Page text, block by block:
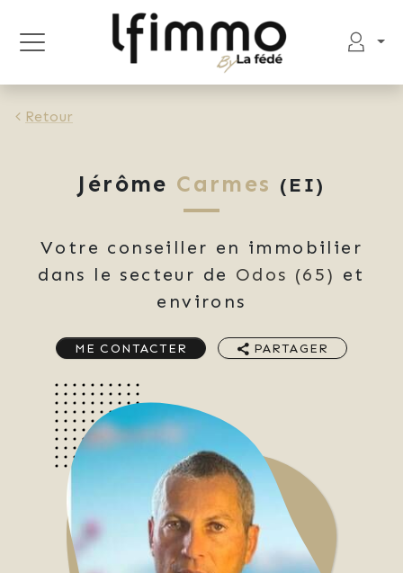
Retour
Jérôme Carmes (EI)
Votre conseiller en immobilier
dans le secteur de Odos (65) et
environs
ME CONTACTER PARTAGER